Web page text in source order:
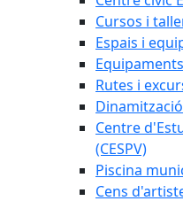
Cursos i
Espais i
Rutes i
Centre
(CESPV)
Piscina
Cens